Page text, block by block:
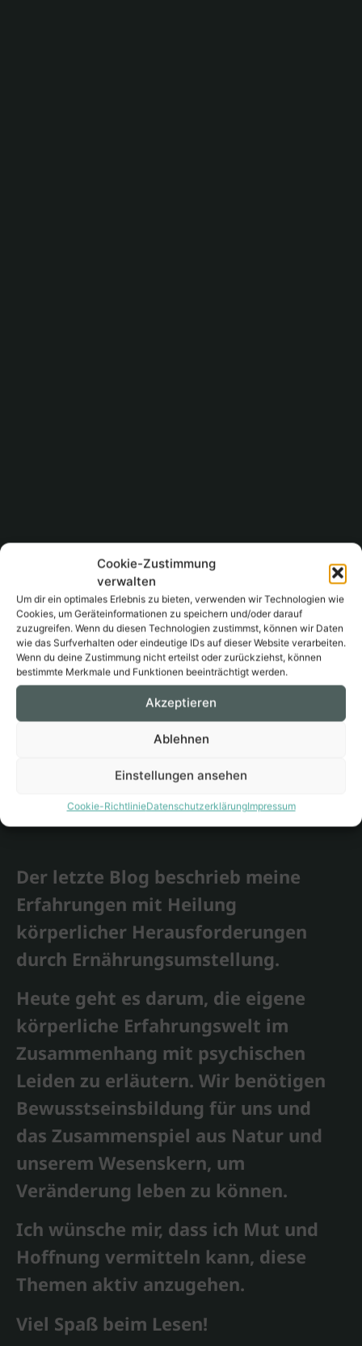
Cookie-Zustimmung
verwalten
Um dir ein optimales Erlebnis zu bieten, verwenden wir Technologien wie
Cookies, um Geräteinformationen zu speichern und/oder darauf
zuzugreifen. Wenn du diesen Technologien zustimmst, können wir Daten
wie das Surfverhalten oder eindeutige IDs auf dieser Website verarbeiten.
Wenn du deine Zustimmung nicht erteilst oder zurückziehst, können
bestimmte Merkmale und Funktionen beeinträchtigt werden.
Akzeptieren
Ablehnen
Einstellungen ansehen
Cookie-RichtlinieDatenschutzerklärungImpressum
Der letzte Blog beschrieb meine
Erfahrungen mit Heilung
körperlicher Herausforderungen
durch Ernährungsumstellung.
Heute geht es darum, die eigene
körperliche Erfahrungswelt im
Zusammenhang mit psychischen
Leiden zu erläutern. Wir benötigen
Bewusstseinsbildung für uns und
das Zusammenspiel aus Natur und
unserem Wesenskern, um
Veränderung leben zu können.
Ich wünsche mir, dass ich Mut und
Hoffnung vermitteln kann, diese
Themen aktiv anzugehen.
Viel Spaß beim Lesen!